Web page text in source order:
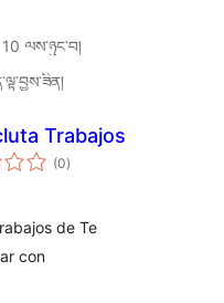
ལས་ཉུང་བ།
Trabajos
(0གདེང་
འཇོག་
)
de Te
con